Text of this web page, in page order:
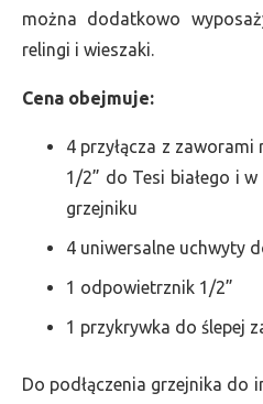
można dodatkowo
relingi i wieszaki.
Cena obejmuje:
4 przyłącza z
1/2” do Tesi białego i
grzejniku
4 uniwersalne uchwyty
1 odpowietrznik 1/2”
1 przykrywka do ślepej
Do podłączenia grzejnika do